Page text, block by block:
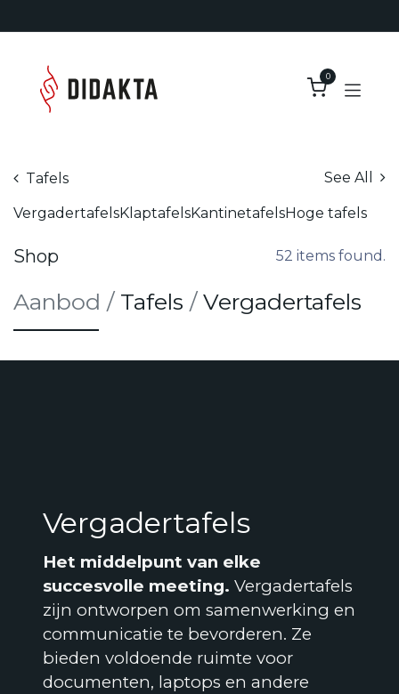
0
Tafels See All
VergadertafelsKlaptafelsKantinetafelsHoge tafels
Shop 52 items found.
Aanb​od / Tafels / Vergadertafels
Vergadertafels
Het middelpunt van elke
succesvolle meeting. Vergadertafels
zijn ontworpen om samenwerking en
communicatie te bevorderen. Ze
bieden voldoende ruimte voor
documenten, laptops en andere